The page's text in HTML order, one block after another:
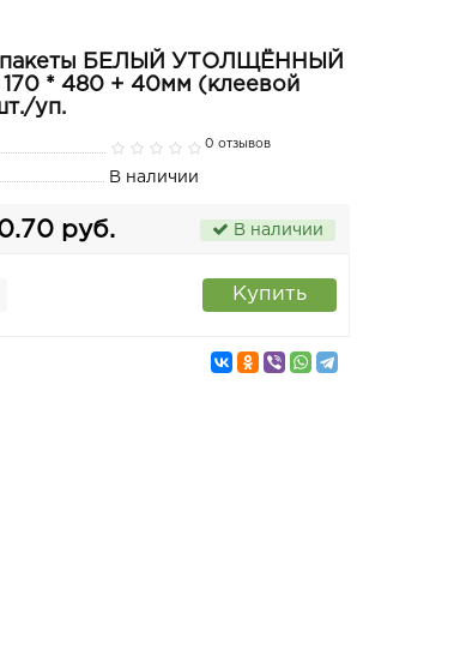
пакеты БЕЛЫЙ УТОЛЩЁННЫЙ
* 480 + 40мм (клеевой
уп.
0 отзывов
В наличии
руб. В наличии
Купить